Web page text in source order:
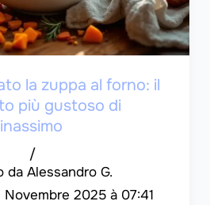
la zuppa al forno: il
più gustoso di
Alessandro G.
/
Novembre 2025 à 07:41